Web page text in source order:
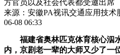
方官员以及社会代表都受邀出席
来源：安徽PA视讯交通应用技术
06-08 06:33
福建省奥林匹克体育核心泅
内，京剧老一辈的大师又少了一